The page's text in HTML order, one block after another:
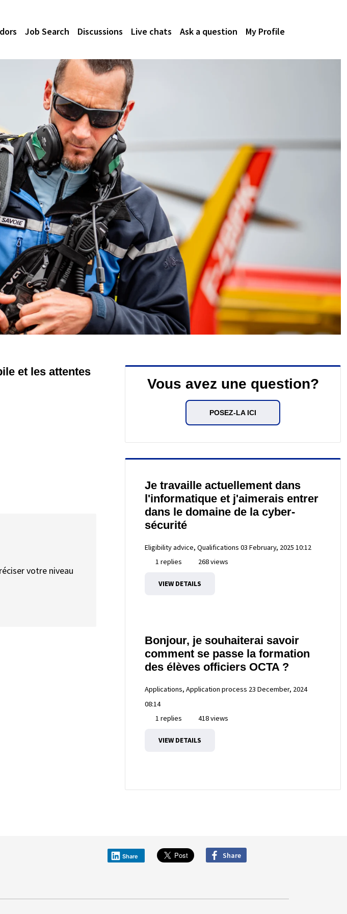
Job Search Discussions Live chats Ask a question My Profile
et les attentes
votre niveau
Vous avez une question?
POSEZ-LA ICI
Je travaille actuellement dans
l'informatique et j'aimerais entrer
dans le domaine de la cyber-
sécurité
Eligibility advice, Qualifications 03 February, 2025 10:12
1 replies
268 views
VIEW DETAILS
Bonjour, je souhaiterai savoir
comment se passe la formation
des élèves officiers OCTA ?
Applications, Application process 23 December, 2024
08:14
1 replies
418 views
VIEW DETAILS
Share Share